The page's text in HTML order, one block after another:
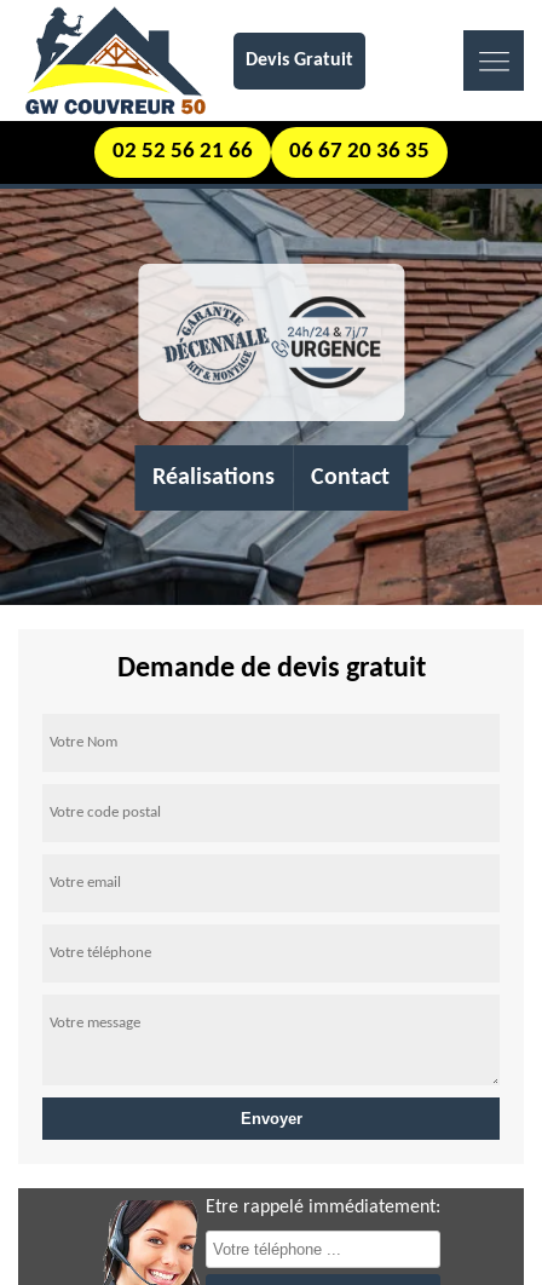
Devis Gratuit
02 52 56 21 66 06 67 20 36 35
Réalisations Contact
Demande de devis gratuit
Etre rappelé immédiatement: